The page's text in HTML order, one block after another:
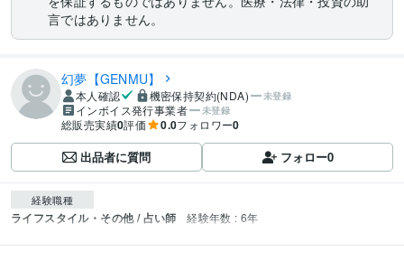
言ではありません。
幻夢【GENMU】
本人確認 機密保持契約(NDA) 未登録
インボイス発行事業者 未登録
総販売実績0評価 0.0フォロワー0
出品者に質問 フォロー0
経験職種
ライフスタイル・その他 / 占い師 経験年数 : 6年